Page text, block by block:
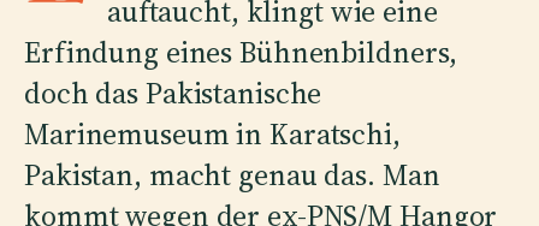
auftaucht, klingt wie eine
Erfindung eines Bühnenbildners,
doch das Pakistanische
Marinemuseum in Karatschi,
Pakistan, macht genau das. Man
kommt wegen der ex-PNS/M Hangor